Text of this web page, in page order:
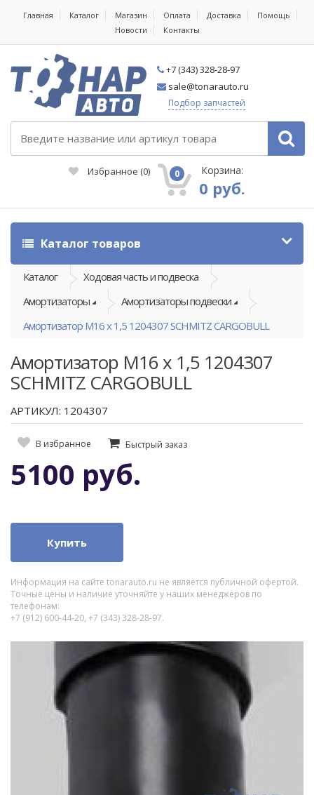
Главная Каталог Магазин Оплата Доставка
Помощь
Новости
Контакты
+7 (343) 328-28-97
sale@tonarauto.ru
Подбор запчастей
Избранное (0) 0 Корзина:
0 руб.
Каталог товаров
Каталог
Ходовая часть и подвеска
Амортизаторы
Амортизаторы подвески
Амортизатор М16 х 1,5 1204307 SCHMITZ CARGOBULL
Амортизатор М16 х 1,5 1204307
SCHMITZ CARGOBULL
АРТИКУЛ: 1204307
В избранное Быстрый заказ
5100 руб.
Купить
Информация на сайте tonarauto.ru не является публичной офертой.
Точные цены и наличие уточняйте у наших менеджеров по
телефонам:
+7 (912) 600-44-20, +7 (343) 328-28-97.